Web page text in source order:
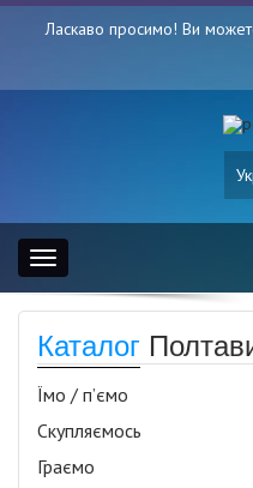
Ласкаво просимо! Ви
Toggle
navigation
Каталог
Їмо / п’ємо
Скупляємось
Граємо